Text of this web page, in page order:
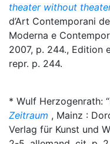
theater without
d’Art Contemporani
Moderna e
2007, p. 244., Edition
repr. p. 244.
* Wulf Herzogenrath:
Zeitraum , Mainz :
Verlag für Kunst und